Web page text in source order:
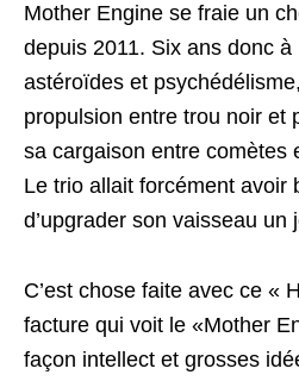
Mother Engine se fraie un
depuis 2011. Six ans donc
astéroïdes et
propulsion entre trou noir et
sa cargaison entre comètes
Le trio allait forcément avoir
d’upgrader son vaisseau un
C’est chose faite avec ce «
facture qui voit le «Mother
façon intellect et grosses